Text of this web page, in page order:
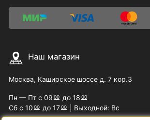
Наш магазин
Москва, Каширское шоссе д. 7 кор.3
Пн — Пт с 09 00 до 18 00
Сб с 10 00 до 1700 | Выходной: Вс